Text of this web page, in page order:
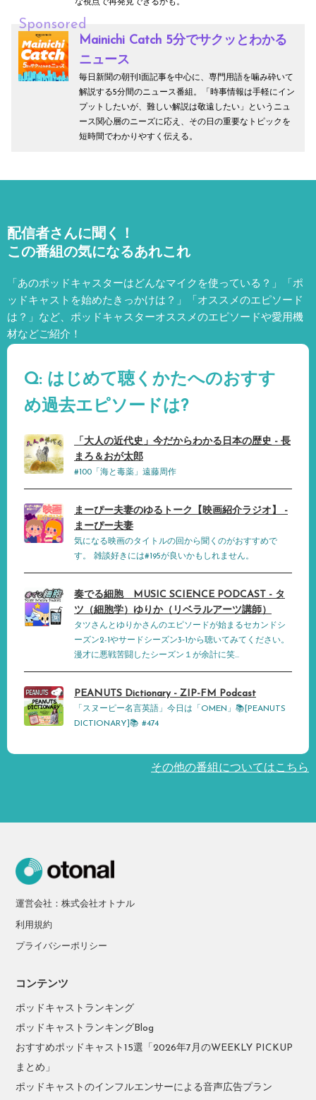
な視点で再発見できるかも。
Sponsored
Mainichi Catch 5分でサクッとわかる
ニュース
毎日新聞の朝刊1面記事を中心に、専門用語を噛み砕いて
解説する5分間のニュース番組。「時事情報は手軽にイン
プットしたいが、難しい解説は敬遠したい」というニュ
ース関心層のニーズに応え、その日の重要なトピックを
短時間でわかりやすく伝える。
配信者さんに聞く！
この番組の気になるあれこれ
「あのポッドキャスターはどんなマイクを使っている？」「ポ
ッドキャストを始めたきっかけは？」「オススメのエピソード
は？」など、 ポッドキャスターオススメのエピソードや愛用機
材などご紹介！
Q: はじめて聴くかたへのおすす
め過去エピソードは?
「大人の近代史」今だからわかる日本の歴史 - 長
まろ＆おが太郎
#100「海と毒薬」遠藤周作
まーぴー夫妻のゆるトーク【映画紹介ラジオ】 -
まーぴー夫妻
気になる映画のタイトルの回から聞くのがおすすめで
す。 雑談好きには#195が良いかもしれません。
奏でる細胞 MUSIC SCIENCE PODCAST - タ
ツ（細胞学）ゆりか（リベラルアーツ講師）
タツさんとゆりかさんのエピソードが始まるセカンドシ
ーズン2-1やサードシーズン3‐1から聴いてみてください。
漫才に悪戦苦闘したシーズン１が余計に笑...
PEANUTS Dictionary - ZIP-FM Podcast
「スヌーピー名言英語」今日は「OMEN」📚[PEANUTS
DICTIONARY]📚 #474
その他の番組についてはこちら
運営会社：株式会社オトナル
利用規約
プライバシーポリシー
コンテンツ
ポッドキャストランキング
ポッドキャストランキングBlog
おすすめポッドキャスト15選「2026年7月のWEEKLY PICKUP
まとめ」
ポッドキャストのインフルエンサーによる音声広告プラン